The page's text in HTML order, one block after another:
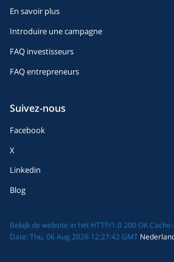
En savoir plus
Introduire une campagne
FAQ investisseurs
FAQ entrepreneurs
Suivez-nous
Facebook
X
Linkedin
Blog
Bekijk de website in het HTTP/1.0 200 OK
Date: Thu, 06 Aug 2026 12:27:42 GMT